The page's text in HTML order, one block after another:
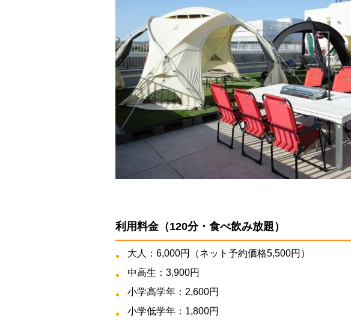
利用料金（120分・食べ飲み放題）
大人：6,000円（ネット予約価格5,500円）
中高生：3,900円
小学高学年：2,600円
小学低学年：1,800円